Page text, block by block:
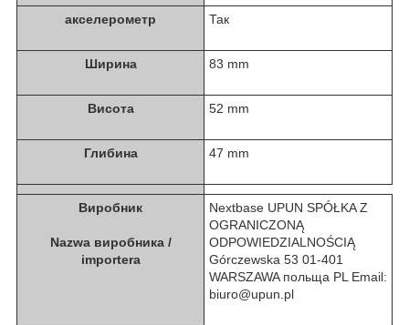
акселерометр Так
Ширина 83 mm
Висота 52 mm
Глибина 47 mm
Виробник
Nazwa виробника /
importera
Nextbase UPUN SPÓŁKA Z
OGRANICZONĄ
ODPOWIEDZIALNOŚCIĄ
Górczewska 53 01-401
WARSZAWA польща PL Email:
biuro@upun.pl